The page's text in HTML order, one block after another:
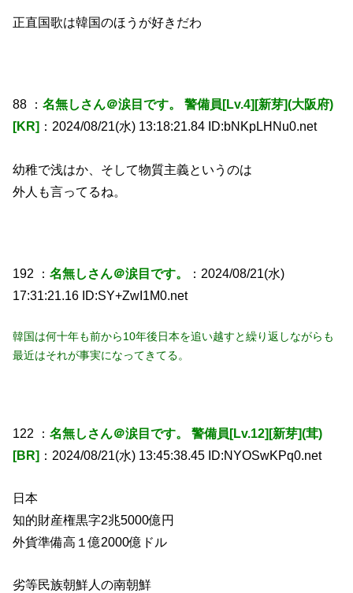
正直国歌は韓国のほうが好きだわ
88 ：名無しさん＠涙目です。 警備員[Lv.4][新芽](大阪府)
[KR] ：2024/08/21(水) 13:18:21.84 ID:bNKpLHNu0.net
幼稚で浅はか、そして物質主義というのは
外人も言ってるね。
192 ：名無しさん＠涙目です。
：2024/08/21(水)
17:31:21.16 ID:SY+ZwI1M0.net
韓国は何十年も前から10年後日本を追い越すと繰り返しながらも
最近はそれが事実になってきてる。
122 ：名無しさん＠涙目です。 警備員[Lv.12][新芽](茸)
[BR] ：2024/08/21(水) 13:45:38.45 ID:NYOSwKPq0.net
日本
知的財産権黒字2兆5000億円
外貨準備高１億2000億ドル
劣等民族朝鮮人の南朝鮮